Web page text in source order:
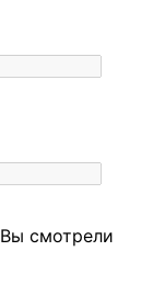
Вы смотрели